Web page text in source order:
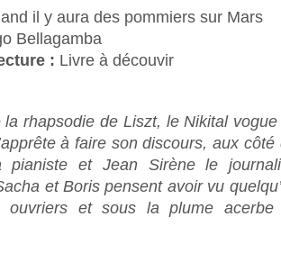
il y aura des pommiers sur Mars
Bellagamba
: Livre à découvir
la rhapsodie de Liszt, le Nikital
à faire son discours, aux
pianiste et Jean Sirène le
et Boris pensent avoir vu
ouvriers et sous la plume